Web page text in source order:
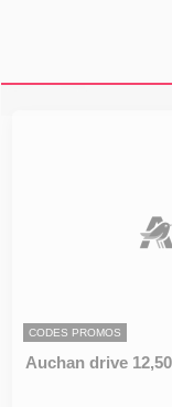
CODES PROMOS
Auchan drive